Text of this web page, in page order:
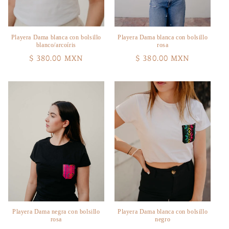
Playera Dama blanca con bolsillo
blanco/arcoíris
Precio
$ 380.00 MXN
Playera Dama blanca con bolsillo
rosa
Precio
$ 380.00 MXN
Playera Dama negra con bolsillo
rosa
Playera Dama blanca con bolsillo
negro